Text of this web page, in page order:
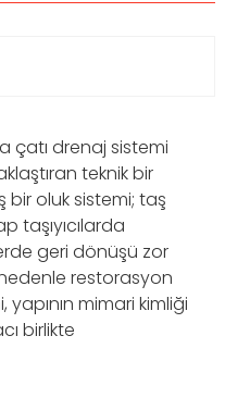
çatı drenaj sistemi
teknik bir
bir oluk sistemi; taş
taşıyıcılarda
geri dönüşü zor
restorasyon
mimari kimliği
birlikte